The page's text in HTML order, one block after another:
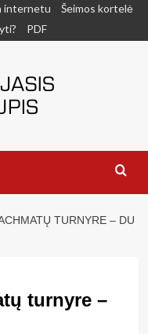
internetu
Šeimos kortelė
PDF
TURNYRE – DU
turnyre –